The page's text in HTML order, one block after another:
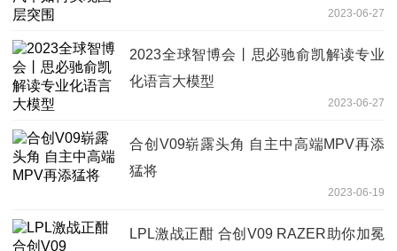
2023-06-27
2023全球智博会丨思必驰俞凯解读专业
化语言大模型
2023-06-27
合创V09崭露头角 自主中高端MPV再添
猛将
2023-06-19
LPL激战正酣 合创V09 RAZER助你加冕